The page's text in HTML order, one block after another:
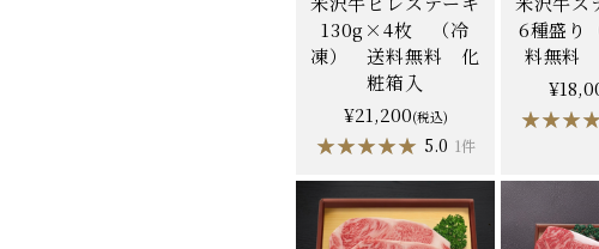
130g×4枚 （冷
凍） 送料無料 化
粧箱入
¥21,200(税込)
★★★★★
★★★★★ 5.0 1件
6種盛り
料無料